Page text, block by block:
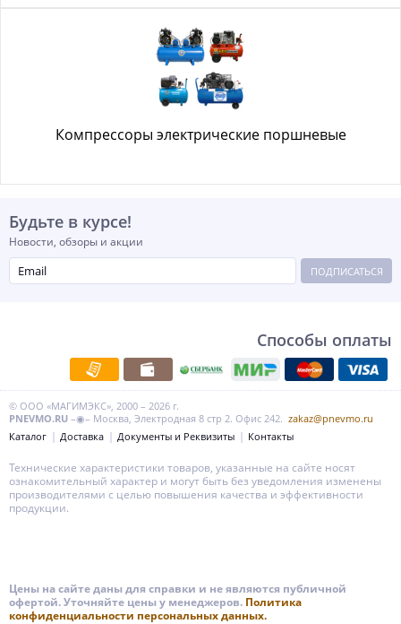
Компрессоры электрические поршневые
Будьте в курсе!
Новости, обзоры и акции
ПОДПИСАТЬСЯ
Способы оплаты
© ООО «МАГИМЭКС», 2000 – 2026 г.
PNEVMO.RU –◉– Москва, Электродная 8 стр 2. Офис 242. zakaz@pnevmo.ru
Каталог
Доставка Документы и Реквизиты Контакты
Технические характеристики товаров, указанные на сайте носят
ознакомительный характер и могут быть без уведомления изменены
производителями с целью повышения качества и эффективности
продукции.
Цены на сайте даны для справки и не являются публичной
офертой. Уточняйте цены у менеджеров. Политика
конфиденциальности персональных данных.